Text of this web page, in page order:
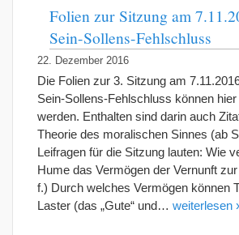
Folien zur Sitzung am
Sein-Sollens-Fehlschluss
22. Dezember 2016
Die Folien zur 3. Sitzung am
Sein-Sollens-Fehlschluss können
werden. Enthalten sind darin auch
Theorie des moralischen Sinnes (ab
Leifragen für die Sitzung lauten: Wie
Hume das Vermögen der Vernunft
f.) Durch welches Vermögen können
Laster (das „Gute“ und… weiterlesen